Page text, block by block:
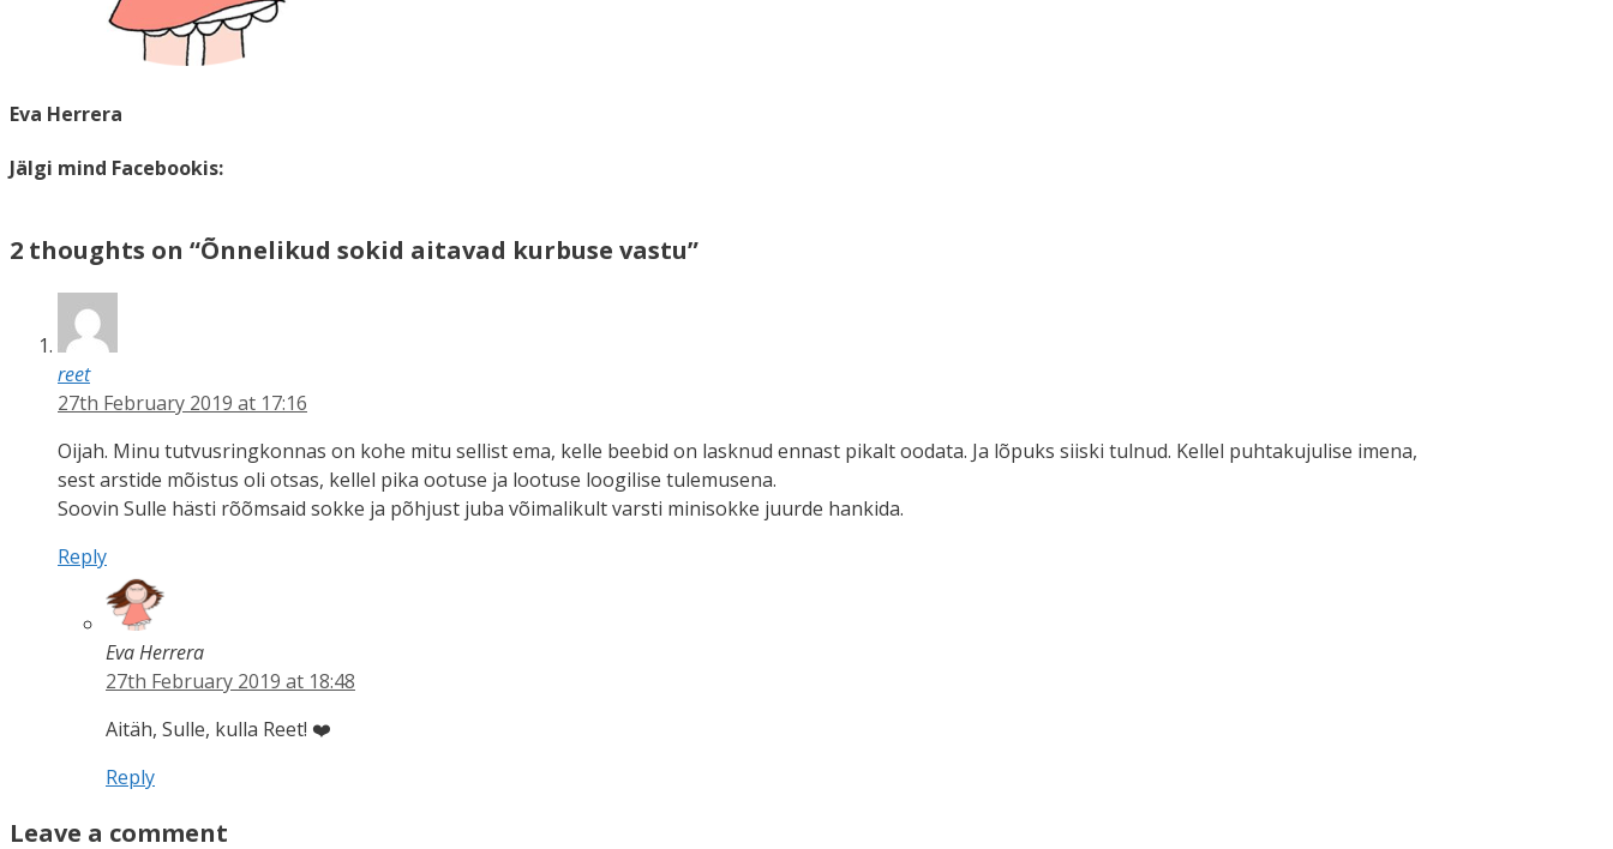
Eva Herrera
Jälgi mind Facebookis:
2 thoughts on “Õnnelikud sokid aitavad kurbuse vastu”
reet
27th February 2019 at 17:16
Oijah. Minu tutvusringkonnas on kohe mitu sellist ema, kelle beebid on lasknud ennast pikalt oodata. Ja lõpuks siiski tulnud. Kellel puhtakujulise imena,
sest arstide mõistus oli otsas, kellel pika ootuse ja lootuse loogilise tulemusena.
Soovin Sulle hästi rõõmsaid sokke ja põhjust juba võimalikult varsti minisokke juurde hankida.
Reply
Eva Herrera
27th February 2019 at 18:48
Aitäh, Sulle, kulla Reet! ❤️
Reply
Leave a comment